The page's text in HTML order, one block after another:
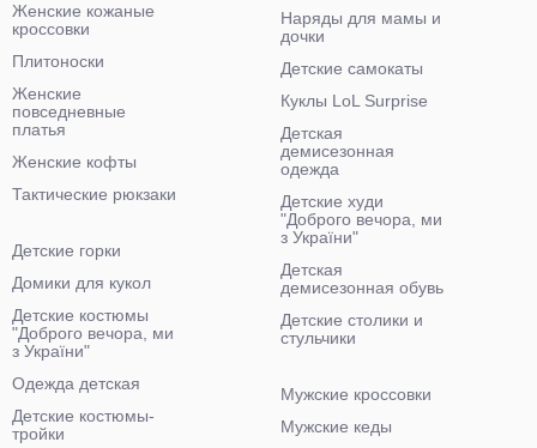
Женские кожаные
кроссовки
Плитоноски
Женские
повседневные
платья
Женские кофты
Тактические рюкзаки
Наряды для мамы и
дочки
Детские самокаты
Куклы LoL Surprise
Детская
демисезонная
одежда
Детские худи
"Доброго вечора, ми
з України"
Детская
демисезонная обувь
Детские столики и
стульчики
Детские горки
Домики для кукол
Детские костюмы
"Доброго вечора, ми
з України"
Одежда детская
Детские костюмы-
тройки
Мужские кроссовки
Мужские кеды